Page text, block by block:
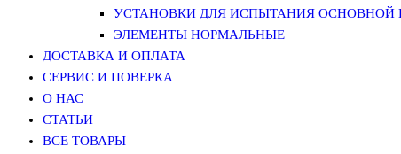
УСТАНОВКИ ДЛЯ ИСПЫТАНИЯ ОСНОВНОЙ
ЭЛЕМЕНТЫ НОРМАЛЬНЫЕ
ДОСТАВКА И ОПЛАТА
СЕРВИС И ПОВЕРКА
О НАС
СТАТЬИ
ВСЕ ТОВАРЫ